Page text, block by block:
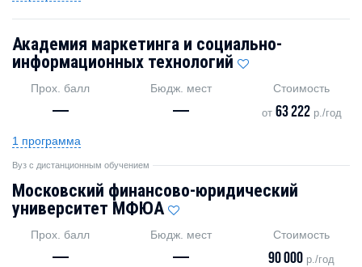
Академия маркетинга и социально-
информационных технологий
Прох. балл
—
Бюдж. мест
—
Стоимость
от 63 222р./год
1 программа
Вуз с дистанционным обучением
Московский финансово-юридический
университет МФЮА
Прох. балл
—
Бюдж. мест
—
Стоимость
90 000 р./год